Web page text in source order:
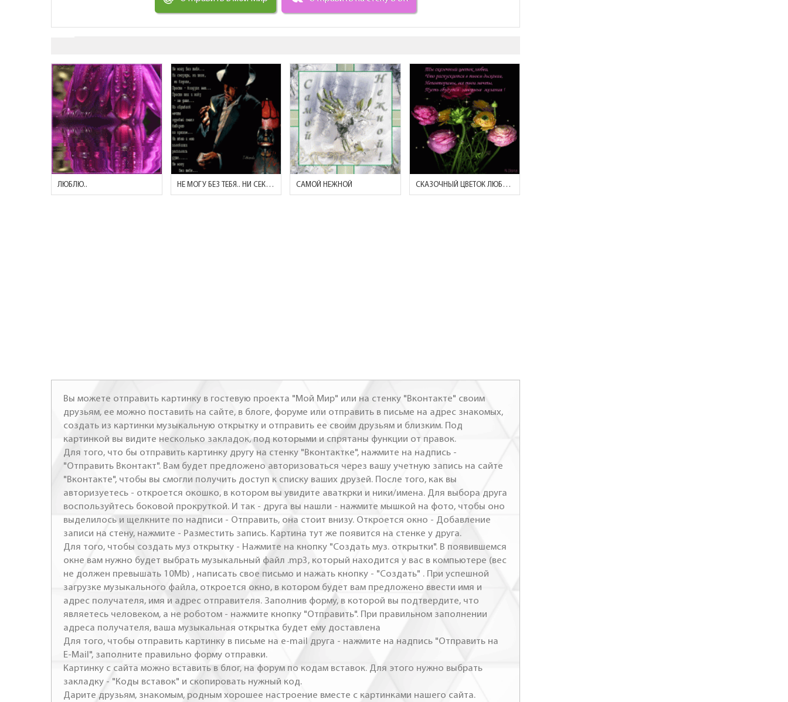
ЛЮБЛЮ.. НЕ МОГУ БЕЗ ТЕБЯ.. НИ СЕКУНДЫ, НИ ШАГА.. САМОЙ НЕЖНОЙ СКАЗОЧНЫЙ ЦВЕТОК ЛЮБВИ...
Вы можете отправить картинку в гостевую проекта "Мой Мир" или на стенку "Вконтакте" своим
друзьям, ее можно поставить на сайте, в блоге, форуме или отправить в письме на адрес знакомых,
создать из картинки музыкальную открытку и отправить ее своим друзьям и близким. Под
картинкой вы видите несколько закладок, под которыми и спрятаны функции от правок.
Для того, что бы отправить картинку другу на стенку "Вконтактке", нажмите на надпись -
"Отправить Вконтакт". Вам будет предложено авторизоваться через вашу учетную запись на сайте
"Вконтакте", чтобы вы смогли получить доступ к списку ваших друзей. После того, как вы
авторизуетесь - откроется окошко, в котором вы увидите аваткрки и ники/имена. Для выбора друга
воспользуйтесь боковой прокруткой. И так - друга вы нашли - нажмите мышкой на фото, чтобы оно
выделилось и щелкните по надписи - Отправить, она стоит внизу. Откроется окно - Добавление
записи на стену, нажмите - Разместить запись. Картина тут же появится на стенке у друга.
Для того, чтобы создать муз открытку - Нажмите на кнопку "Создать муз. открытки". В появившемся
окне вам нужно будет выбрать музыкальный файл .mp3, который находится у вас в компьютере (вес
не должен превышать 10Mb) , написать свое письмо и нажать кнопку - "Создать" . При успешной
загрузке музыкального файла, откроется окно, в котором будет вам предложено ввести имя и
адрес получателя, имя и адрес отправителя. Заполнив форму, в которой вы подтвердите, что
являетесь человеком, а не роботом - нажмите кнопку "Отправить". При правильном заполнении
адреса получателя, ваша музыкальная открытка будет ему доставлена
Для того, чтобы отправить картинку в письме на e-mail друга - нажмите на надпись "Отправить на
E-Mail", заполните правильно форму отправки.
Картинку с сайта можно вставить в блог, на форум по кодам вставок. Для этого нужно выбрать
закладку - "Коды вставок" и скопировать нужный код.
Дарите друзьям, знакомым, родным хорошее настроение вместе с картинками нашего сайта.